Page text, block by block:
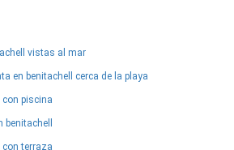
vistas al mar
en benitachell cerca de la playa
con piscina
con terraza